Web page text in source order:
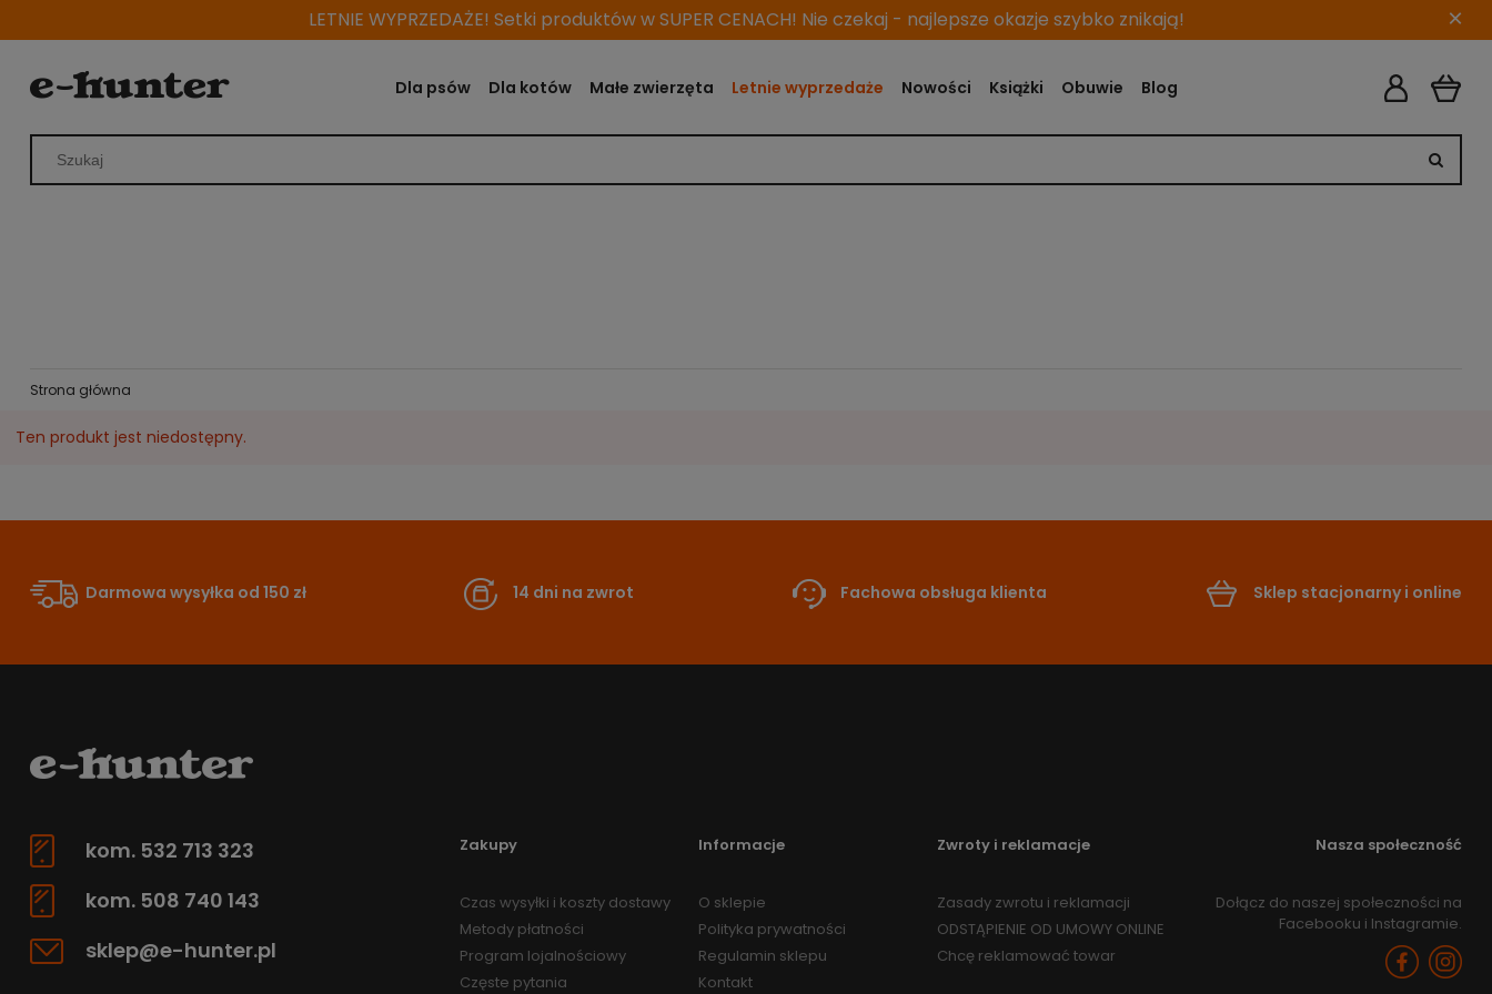
LETNIE WYPRZEDAŻE! Setki produktów w SUPER CENACH! Nie czekaj - najlepsze okazje szybko znikają! ×
Dla psów Dla kotów Małe zwierzęta Letnie wyprzedaże Nowości Książki Obuwie Blog
Strona główna
Ten produkt jest niedostępny.
Darmowa wysyłka od 150 zł 14 dni na zwrot Fachowa obsługa klienta Sklep stacjonarny i online
kom. 532 713 323
kom. 508 740 143
sklep@e-hunter.pl
Zakupy
Czas wysyłki i koszty dostawy
Metody płatności
Program lojalnościowy
Częste pytania
Informacje
O sklepie
Polityka prywatności
Regulamin sklepu
Kontakt
Zwroty i reklamacje
Zasady zwrotu i reklamacji
ODSTĄPIENIE OD UMOWY ONLINE
Chcę reklamować towar
Nasza społeczność
Dołącz do naszej społeczności na
Facebooku i Instagramie.